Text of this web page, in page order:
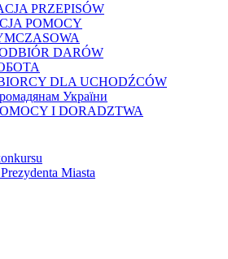
PRZEPISÓW
POMOCY
DARÓW
DLA UCHODŹCÓW
України
I DORADZTWA
Miasta